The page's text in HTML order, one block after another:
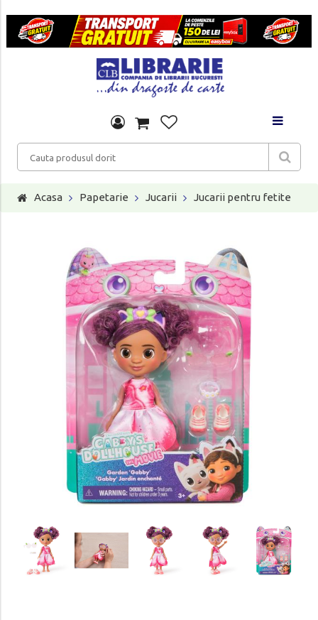
Acasa Papetarie Jucarii Jucarii pentru fetite